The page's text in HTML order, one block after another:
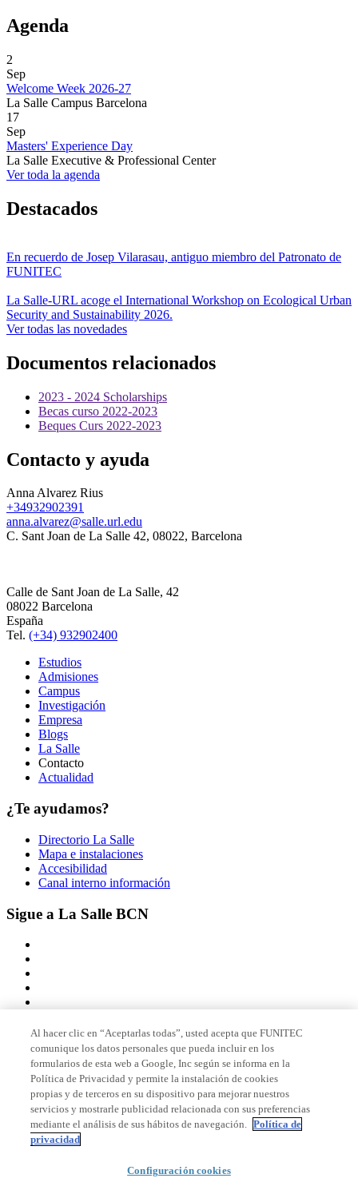
Agenda
2
Sep
Welcome Week 2026-27
La Salle Campus Barcelona
17
Sep
Masters' Experience Day
La Salle Executive & Professional Center
Ver toda la agenda
Destacados
En recuerdo de Josep Vilarasau, antiguo miembro del Patronato de
FUNITEC
La Salle-URL acoge el International Workshop on Ecological Urban
Security and Sustainability 2026.
Ver todas las novedades
Documentos relacionados
2023 - 2024 Scholarships
Becas curso 2022-2023
Beques Curs 2022-2023
Contacto y ayuda
Anna Alvarez Rius
+34932902391
anna.alvarez@salle.url.edu
C. Sant Joan de La Salle 42, 08022, Barcelona
Calle de Sant Joan de La Salle, 42
08022 Barcelona
España
Tel. (+34) 932902400
Estudios
Admisiones
Campus
Investigación
Empresa
Blogs
La Salle
Contacto
Actualidad
¿Te ayudamos?
Directorio La Salle
Mapa e instalaciones
Accesibilidad
Canal interno información
Sigue a La Salle BCN
Miembro de
Acreditaciones
© 2026 La Salle Campus Barcelona - URL |
Al hacer clic en “Aceptarlas todas”, usted acepta que FUNITEC
comunique los datos personales que pueda incluir en los
formularios de esta web a Google, Inc según se informa en la
Política de Privacidad y permite la instalación de cookies
propias y de terceros en su dispositivo para mejorar nuestros
servicios y mostrarle publicidad relacionada con sus preferencias
mediante el análisis de sus hábitos de navegación. Política de
privacidad
Configuración cookies